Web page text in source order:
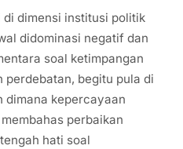
dimensi institusi politik
didominasi negatif dan
soal ketimpangan
perdebatan, begitu pula di
dimana kepercayaan
perbaikan
hati soal